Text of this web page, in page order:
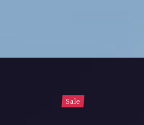
Sale